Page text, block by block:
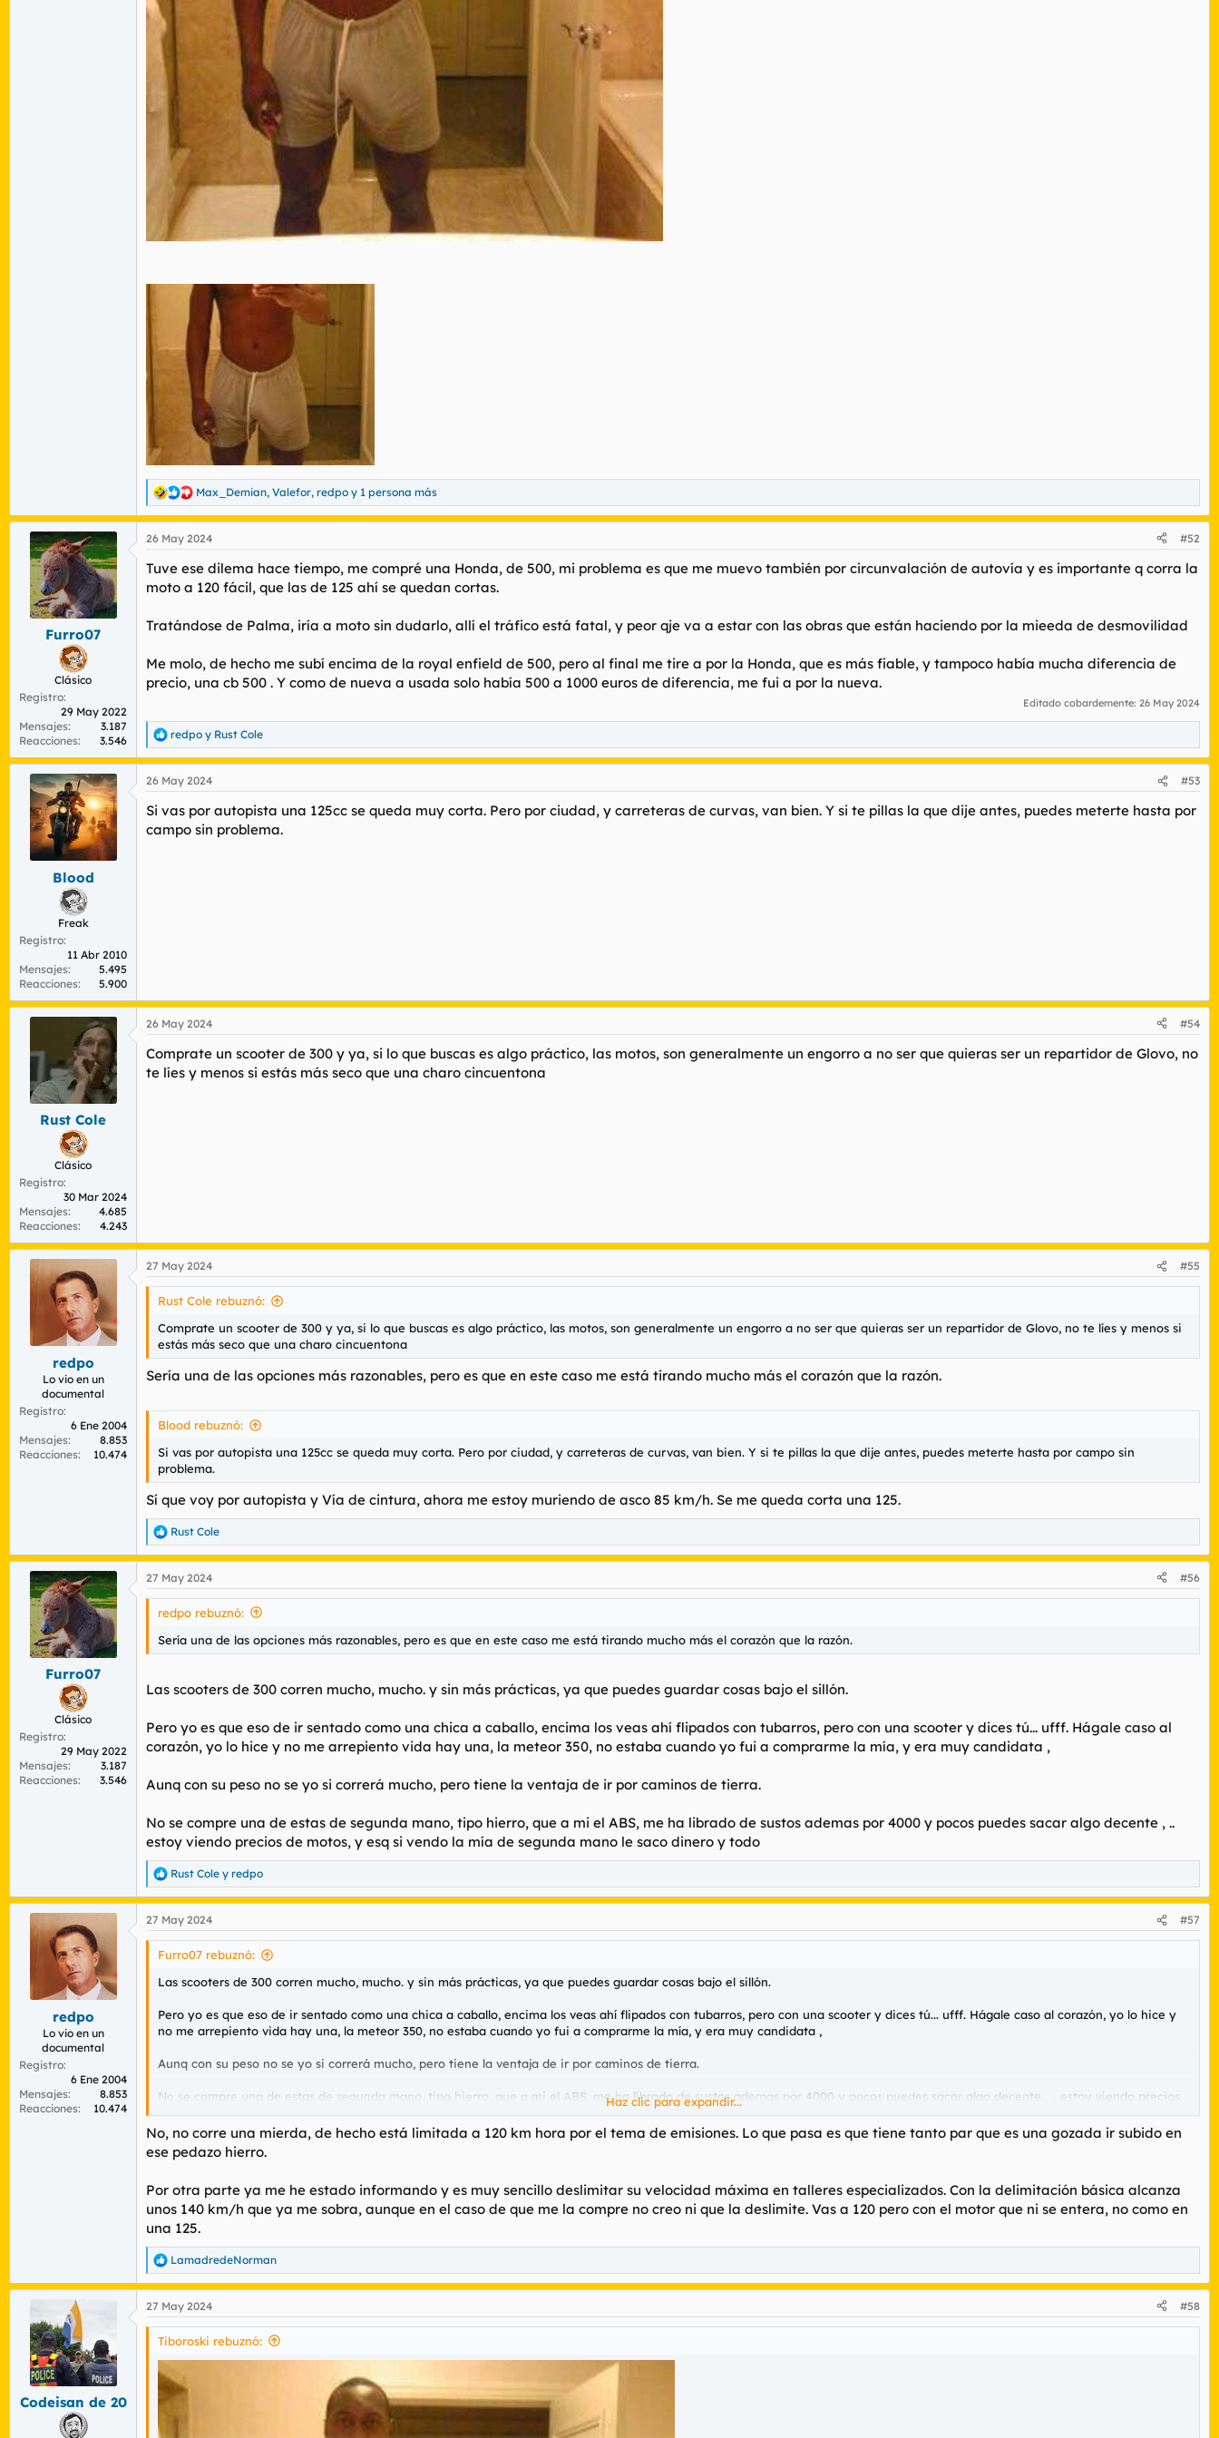
R
e
a
c
i
o
s
Max_Demian, Valefor, redpo y 1 persona más
Furro07
Clásico
Registro
29 May 2022
Mensajes
3.187
Reacciones
3.546
26 May 2024 #52
Tuve ese dilema hace tiempo, me compré una Honda, de 500, mi problema es que me muevo también por circunvalación de autovía y es importante q corra la
moto a 120 fácil, que las de 125 ahí se quedan cortas.
Tratándose de Palma, iría a moto sin dudarlo, allí el tráfico está fatal, y peor qje va a estar con las obras que están haciendo por la mieeda de desmovilidad
Me molo, de hecho me subí encima de la royal enfield de 500, pero al final me tire a por la Honda, que es más fiable, y tampoco había mucha diferencia de
precio, una cb 500 . Y como de nueva a usada solo había 500 a 1000 euros de diferencia, me fui a por la nueva.
Editado cobardemente: 26 May 2024
R
e
a
c
i
o
redpo y Rust Cole
Blood
Freak
Registro
11 Abr 2010
Mensajes
5.495
Reacciones
5.900
26 May 2024 #53
Si vas por autopista una 125cc se queda muy corta. Pero por ciudad, y carreteras de curvas, van bien. Y si te pillas la que dije antes, puedes meterte hasta por
campo sin problema.
Rust Cole
Clásico
Registro
30 Mar 2024
Mensajes
4.685
Reacciones
4.243
26 May 2024 #54
Comprate un scooter de 300 y ya, si lo que buscas es algo práctico, las motos, son generalmente un engorro a no ser que quieras ser un repartidor de Glovo, no
te líes y menos si estás más seco que una charo cincuentona
redpo
Lo vio en un
documental
Registro
6 Ene 2004
Mensajes
8.853
Reacciones
10.474
27 May 2024 #55
Rust Cole rebuznó:
Comprate un scooter de 300 y ya, si lo que buscas es algo práctico, las motos, son generalmente un engorro a no ser que quieras ser un repartidor de Glovo, no te líes y menos si
estás más seco que una charo cincuentona
Sería una de las opciones más razonables, pero es que en este caso me está tirando mucho más el corazón que la razón.
Blood rebuznó:
Si vas por autopista una 125cc se queda muy corta. Pero por ciudad, y carreteras de curvas, van bien. Y si te pillas la que dije antes, puedes meterte hasta por campo sin
problema.
Sí que voy por autopista y Vía de cintura, ahora me estoy muriendo de asco 85 km/h. Se me queda corta una 125.
R
e
a
c
c
e
Rust Cole
Furro07
Clásico
Registro
29 May 2022
Mensajes
3.187
Reacciones
3.546
27 May 2024 #56
redpo rebuznó:
Sería una de las opciones más razonables, pero es que en este caso me está tirando mucho más el corazón que la razón.
Las scooters de 300 corren mucho, mucho. y sin más prácticas, ya que puedes guardar cosas bajo el sillón.
Pero yo es que eso de ir sentado como una chica a caballo, encima los veas ahí flipados con tubarros, pero con una scooter y dices tú... ufff. Hágale caso al
corazón, yo lo hice y no me arrepiento vida hay una, la meteor 350, no estaba cuando yo fui a comprarme la mía, y era muy candidata ,
Aunq con su peso no se yo si correrá mucho, pero tiene la ventaja de ir por caminos de tierra.
No se compre una de estas de segunda mano, tipo hierro, que a mi el ABS, me ha librado de sustos ademas por 4000 y pocos puedes sacar algo decente , ..
estoy viendo precios de motos, y esq si vendo la mía de segunda mano le saco dinero y todo
R
e
a
c
c
Rust Cole y redpo
redpo
Lo vio en un
documental
Registro
6 Ene 2004
Mensajes
8.853
Reacciones
10.474
27 May 2024 #57
Furro07 rebuznó:
Las scooters de 300 corren mucho, mucho. y sin más prácticas, ya que puedes guardar cosas bajo el sillón.
Pero yo es que eso de ir sentado como una chica a caballo, encima los veas ahí flipados con tubarros, pero con una scooter y dices tú... ufff. Hágale caso al corazón, yo lo hice y
no me arrepiento vida hay una, la meteor 350, no estaba cuando yo fui a comprarme la mía, y era muy candidata ,
Aunq con su peso no se yo si correrá mucho, pero tiene la ventaja de ir por caminos de tierra.
No se compre una de estas de segunda mano, tipo hierro, que a mi el ABS, me ha librado de sustos ademas por 4000 y pocos puedes sacar algo decente , .. estoy viendo precios
de motos, y esq si vendo la mía de segunda mano le saco dinero y todo
Haz clic para expandir...
No, no corre una mierda, de hecho está limitada a 120 km hora por el tema de emisiones. Lo que pasa es que tiene tanto par que es una gozada ir subido en
ese pedazo hierro.
Por otra parte ya me he estado informando y es muy sencillo deslimitar su velocidad máxima en talleres especializados. Con la delimitación básica alcanza
unos 140 km/h que ya me sobra, aunque en el caso de que me la compre no creo ni que la deslimite. Vas a 120 pero con el motor que ni se entera, no como en
una 125.
R
e
a
c
c
LamadredeNorman
Codeisan de 20
27 May 2024 #58
Tiboroski rebuznó: